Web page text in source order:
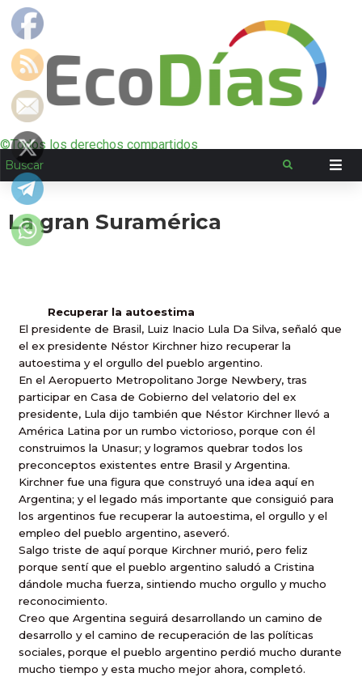
©Todos los derechos compartidos
La gran Suramérica
Recuperar la autoestima
El presidente de Brasil, Luiz Inacio Lula Da Silva, señaló que
el ex presidente Néstor Kirchner hizo recuperar la
autoestima y el orgullo del pueblo argentino.
En el Aeropuerto Metropolitano Jorge Newbery, tras
participar en Casa de Gobierno del velatorio del ex
presidente, Lula dijo también que Néstor Kirchner llevó a
América Latina por un rumbo victorioso, porque con él
construimos la Unasur; y logramos quebrar todos los
preconceptos existentes entre Brasil y Argentina.
Kirchner fue una figura que construyó una idea aquí en
Argentina; y el legado más importante que consiguió para
los argentinos fue recuperar la autoestima, el orgullo y el
empleo del pueblo argentino, aseveró.
Salgo triste de aquí porque Kirchner murió, pero feliz
porque sentí que el pueblo argentino saludó a Cristina
dándole mucha fuerza, sintiendo mucho orgullo y mucho
reconocimiento.
Creo que Argentina seguirá desarrollando un camino de
desarrollo y el camino de recuperación de las políticas
sociales, porque el pueblo argentino perdió mucho durante
mucho tiempo y esta mucho mejor ahora, completó.